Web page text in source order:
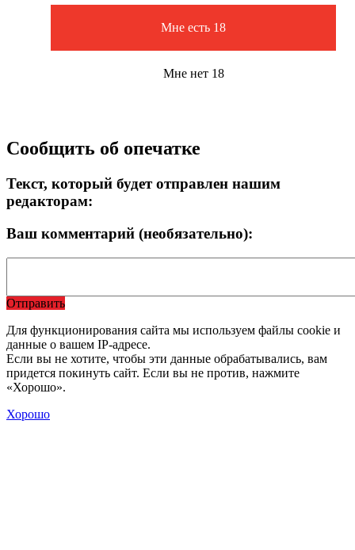
Мне есть 18
Мне нет 18
Сообщить об опечатке
Текст, который будет отправлен нашим
редакторам:
Ваш комментарий (необязательно):
Отправить
Для функционирования сайта мы используем файлы cookie и
данные о вашем IP-адресе.
Если вы не хотите, чтобы эти данные обрабатывались, вам
придется покинуть сайт. Если вы не против, нажмите
«Хорошо».
Хорошо